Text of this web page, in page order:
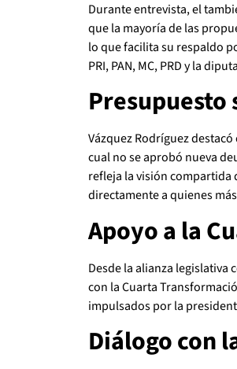
Durante entrevista, el
que la mayoría de las
lo que facilita su respaldo
PRI, PAN, MC, PRD y la
Presupuesto
Vázquez Rodríguez
cual no se aprobó nueva
refleja la visión compartida
directamente a quienes
Apoyo a la
Desde la alianza legislativa
con la Cuarta
impulsados por la
Diálogo con